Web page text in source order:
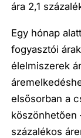
ára 2,1
Egy hónap
fogyasztói
élelmiszerek
elsősorban a
köszönhetően
százalékos